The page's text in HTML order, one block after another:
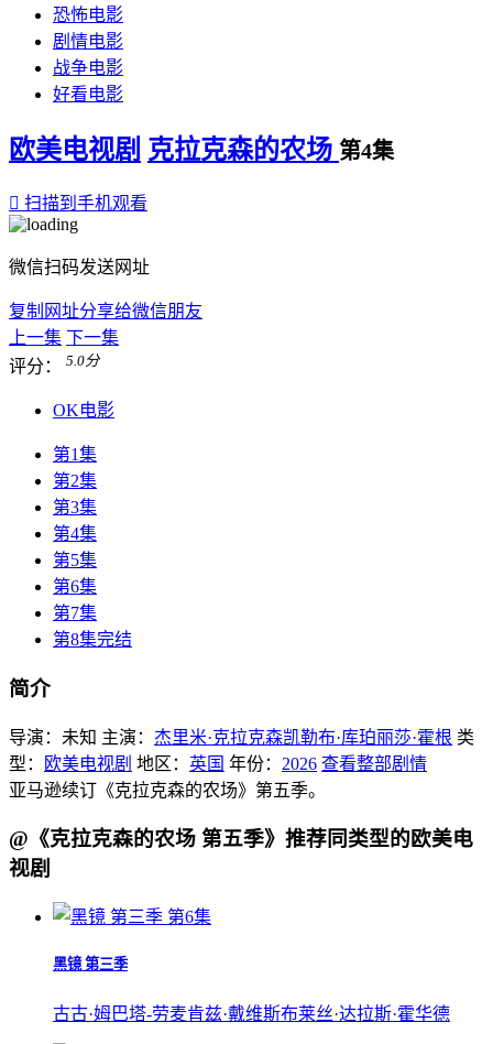
恐怖电影
剧情电影
战争电影
好看电影
欧美电视剧 克拉克森的农场 第4集
 扫描到手机观看
微信扫码发送网址
复制网址分享给微信朋友
上一集 下一集
评分：
5.0分
OK电影
第1集
第2集
第3集
第4集
第5集
第6集
第7集
第8集完结
简介
导演： 未知 主演： 杰里米·克拉克森凯勒布·库珀丽莎·霍根 类
型：
欧美电视剧 地区： 英国 年份： 2026 查看整部剧情
亚马逊续订《克拉克森的农场》第五季。
@《克拉克森的农场 第五季》推荐同类型的欧美电
视剧
第6集
黑镜 第三季
古古·姆巴塔-劳麦肯兹·戴维斯布莱丝·达拉斯·霍华德